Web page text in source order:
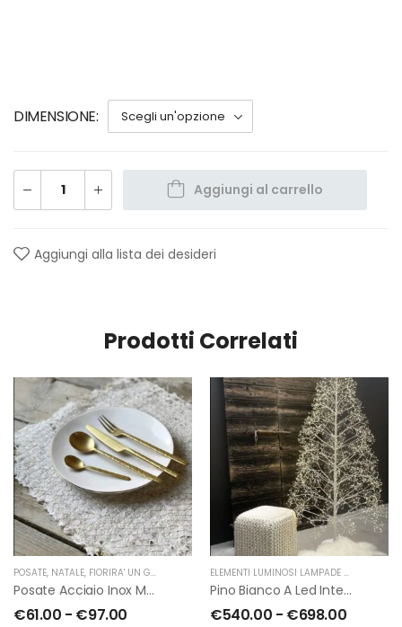
DIMENSIONE
Aggiungi al carrello
Aggiungi alla lista dei desideri
Prodotti Correlati
POSATE, NATALE, FIORIRA' UN GIARDINO
Posate Acciaio Inox Manico Battuto Oro Di Fiorirà Un Giardino
€61.00 - €97.00
ELEMENTI LUMINOSI LAMPADE E LED
Pino Bianco A Led Interno-Esterno Di Fiorirà Un Giardino
€540.00 - €698.00